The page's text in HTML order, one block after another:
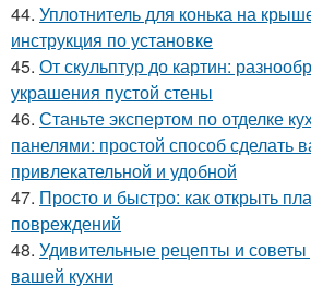
44. Уплотнитель для конька на
инструкция по установке
45. От скульптур до картин:
украшения пустой стены
46. Станьте экспертом по отделке
панелями: простой способ сделать
привлекательной и удобной
47. Просто и быстро: как открыть
повреждений
48. Удивительные рецепты и
вашей кухни